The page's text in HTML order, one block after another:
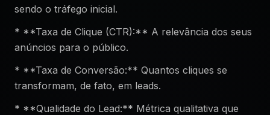
sendo o tráfego inicial.
* **Taxa de Clique (CTR):** A relevância dos seus
anúncios para o público.
* **Taxa de Conversão:** Quantos cliques se
transformam, de fato, em leads.
* **Qualidade do Lead:** Métrica qualitativa que